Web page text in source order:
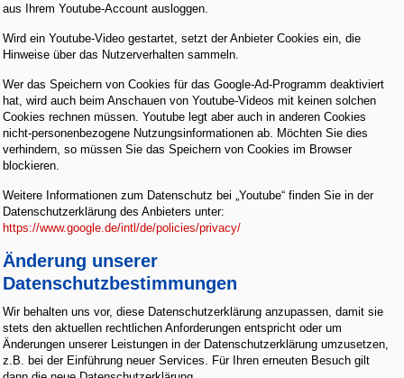
aus Ihrem Youtube-Account ausloggen.
Wird ein Youtube-Video gestartet, setzt der Anbieter Cookies ein, die
Hinweise über das Nutzerverhalten sammeln.
Wer das Speichern von Cookies für das Google-Ad-Programm deaktiviert
hat, wird auch beim Anschauen von Youtube-Videos mit keinen solchen
Cookies rechnen müssen. Youtube legt aber auch in anderen Cookies
nicht-personenbezogene Nutzungsinformationen ab. Möchten Sie dies
verhindern, so müssen Sie das Speichern von Cookies im Browser
blockieren.
Weitere Informationen zum Datenschutz bei „Youtube“ finden Sie in der
Datenschutzerklärung des Anbieters unter:
https://www.google.de/intl/de/policies/privacy/
Änderung unserer
Datenschutzbestimmungen
Wir behalten uns vor, diese Datenschutzerklärung anzupassen, damit sie
stets den aktuellen rechtlichen Anforderungen entspricht oder um
Änderungen unserer Leistungen in der Datenschutzerklärung umzusetzen,
z.B. bei der Einführung neuer Services. Für Ihren erneuten Besuch gilt